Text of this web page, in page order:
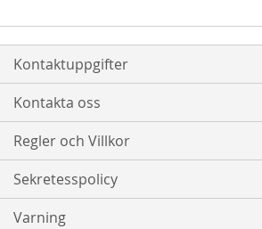
Kontaktuppgifter
Kontakta oss
Regler och Villkor
Sekretesspolicy
Varning